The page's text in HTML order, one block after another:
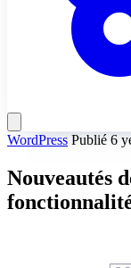
WordPress Publié 6
Nouveautés